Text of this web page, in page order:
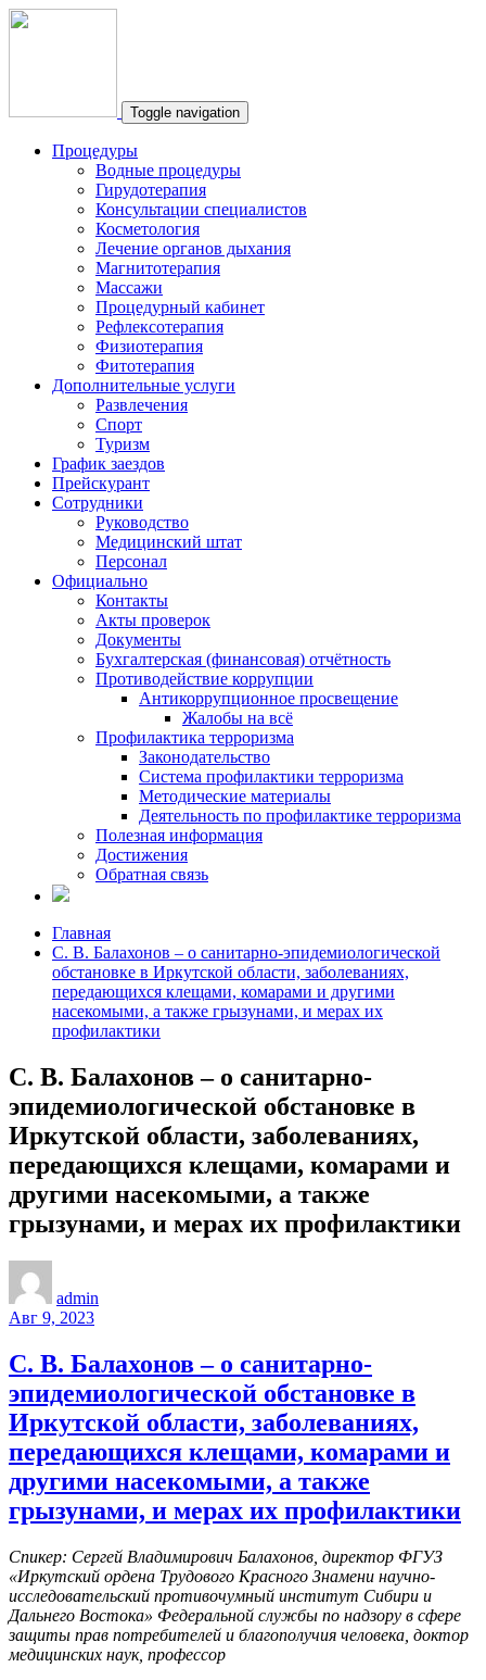
Toggle navigation
Процедуры
Водные процедуры
Гирудотерапия
Консультации специалистов
Косметология
Лечение органов дыхания
Магнитотерапия
Массажи
Процедурный кабинет
Рефлексотерапия
Физиотерапия
Фитотерапия
Дополнительные услуги
Развлечения
Спорт
Туризм
График заездов
Прейскурант
Сотрудники
Руководство
Медицинский штат
Персонал
Официально
Контакты
Акты проверок
Документы
Бухгалтерская (финансовая) отчётность
Противодействие коррупции
Антикоррупционное просвещение
Жалобы на всё
Профилактика терроризма
Законодательство
Система профилактики терроризма
Методические материалы
Деятельность по профилактике терроризма
Полезная информация
Достижения
Обратная связь
Главная
С. В. Балахонов – о санитарно-эпидемиологической
обстановке в Иркутской области, заболеваниях,
передающихся клещами, комарами и другими
насекомыми, а также грызунами, и мерах их
профилактики
С. В. Балахонов – о санитарно-
эпидемиологической обстановке в
Иркутской области, заболеваниях,
передающихся клещами, комарами и
другими насекомыми, а также
грызунами, и мерах их профилактики
admin
Авг 9, 2023
С. В. Балахонов – о санитарно-
эпидемиологической обстановке в
Иркутской области, заболеваниях,
передающихся клещами, комарами и
другими насекомыми, а также
грызунами, и мерах их профилактики
Спикер: Сергей Владимирович Балахонов, директор ФГУЗ
«Иркутский ордена Трудового Красного Знамени научно-
исследовательский противочумный институт Сибири и
Дальнего Востока» Федеральной службы по надзору в сфере
защиты прав потребителей и благополучия человека, доктор
медицинских наук, профессор